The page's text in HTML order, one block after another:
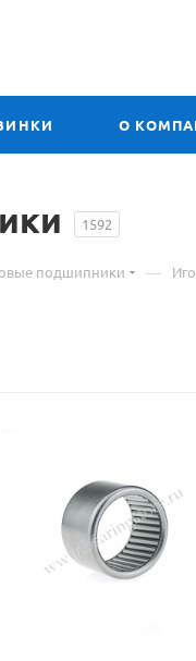
О
1592
подшипники —